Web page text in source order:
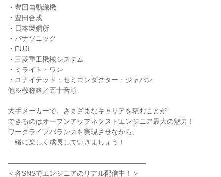
・豊田自動織機
・豊田合成
・日本製鋼所
・パナソニック
・FUJI
・三菱重工機械システム
・ミライト・ワン
・ユナイテッド・セミコンダクター・ジャパン
他※敬称略／五十音順
大手メーカーで、さまざまなキャリアを積むことが
できるのはオープンアップネクストエンジニア最大の魅力！
ワークライフバランスを実現させながら、
一緒に楽しく成長していきましょう！
――――――――――――――――――――
＜各SNSでエンジニアのリアル配信中！＞